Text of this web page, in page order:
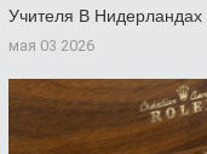
Учителя В
мая 03 2026